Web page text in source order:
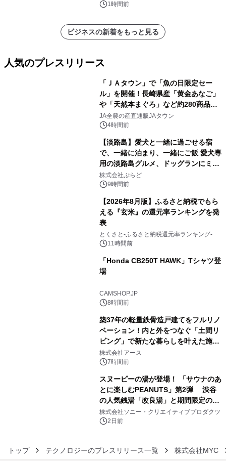
ポートを発表
1時間前
ビジネスの新着をもっと見る
人気のプレスリリース
「ＪＡタウン」で「魚の日限定セー
ル」を開催！長崎県産「黄金あなご」
や「天然本まぐろ」など約280商品を
販売！～毎月１０日の定例企画～
JA全農の産直通販JAタウン
4時間前
【淡路島】愛犬と一緒に過ごせる宿
で、一緒に泊まり、一緒にご飯 愛犬専
用の淡路島グルメ、ドッグランにミニ
プール グランピングとトレーラーハウ
スの2施設で
株式会社ぷらど
9時間前
【2026年8月版】ふるさと納税でもら
える『玄米』の還元率ランキングを発
表
とくさと-ふるさと納税還元率ランキング-
11時間前
「Honda CB250T HAWK」Tシャツ登
場
CAMSHOP.JP
8時間前
築37年の軽量鉄骨造戸建てをフルリノ
ベーション！内と外をつなぐ「土間リ
ビング」で新たな暮らしを叶えた施工
事例を株式会社アースが公開
株式会社アース
7時間前
スヌーピーの湯が登場！ 「サウナのあ
とに楽しむPEANUTS」第2弾 渋谷
の人気銭湯「改良湯」と期間限定のコ
ラボレーション サウナイキタイコラ
ボグッズも発売決定！
株式会社ソニー・クリエイティブプロダクツ
2日前
トップ テクノロジーのプレスリリース一覧 株式会社MYC